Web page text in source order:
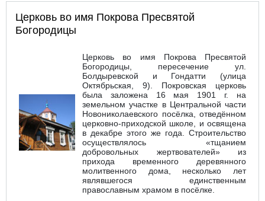
Церковь во имя Покрова Пресвятой
Богородицы
Церковь во имя Покрова Пресвятой
Богородицы, пересечение ул.
Болдыревской и Гондатти (улица
Октябрьская, 9). Покровская церковь
была заложена 16 мая 1901 г. на
земельном участке в Центральной части
Новониколаевского посёлка, отведённом
церковно-приходской школе, и освящена
в декабре этого же года. Строительство
осуществлялось «тщанием
добровольных жертвователей» из
прихода временного деревянного
молитвенного дома, несколько лет
являвшегося единственным
православным храмом в посёлке.